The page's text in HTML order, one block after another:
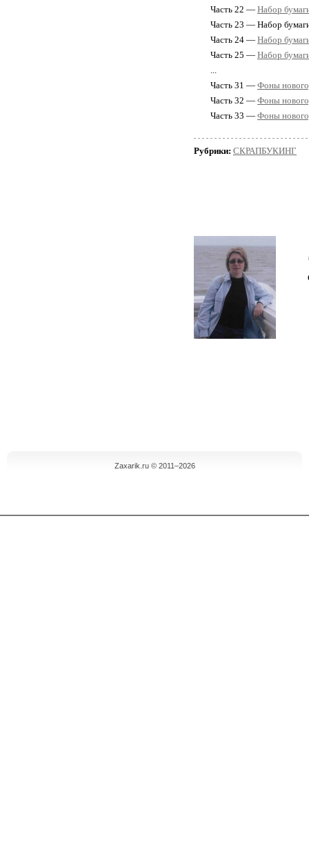
Часть 22 — Набор
Часть 23 — Набор
Часть 24 — Набор
Часть 25 — Набор
...
Часть 31 — Фоны
Часть 32 — Фоны
Часть 33 — Фоны
Рубрики: СКРАПБУКИНГ
Zaxarik.ru © 2011–2026